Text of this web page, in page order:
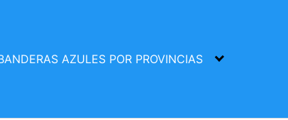
AZULES POR PROVINCIAS